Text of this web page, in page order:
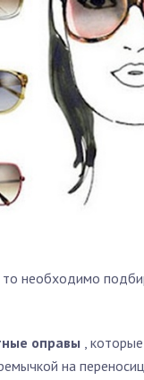
необходимо
оправы ,
на